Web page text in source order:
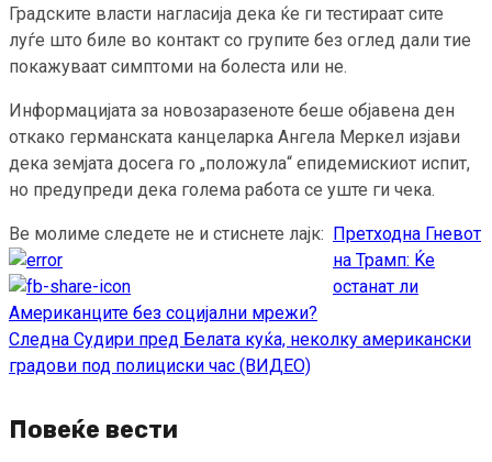
Градските власти нагласија дека ќе ги тестираат сите
луѓе што биле во контакт со групите без оглед дали тие
покажуваат симптоми на болеста или не.
Информацијата за новозаразеноте беше објавена ден
откако германската канцеларка Ангела Меркел изјави
дека земјата досега го „положула“ епидемискиот испит,
но предупреди дека голема работа се уште ги чека.
Ве молиме следете не и стиснете лајк:
Continue
Reading
Претходна Гневот
на Трамп: Ќе
останат ли
Американците без социјални мрежи?
Следна Судири пред Белата куќа, неколку американски
градови под полициски час (ВИДЕО)
Повеќе вести